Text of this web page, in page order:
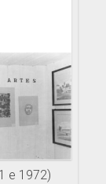
e 1972)